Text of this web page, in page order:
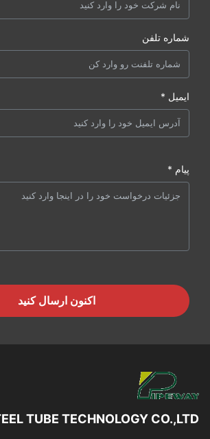
شماره تلفن
ایمیل *
پیام *
اکنون ارسال کنید
TUBE TECHNOLOGY CO.,LTD